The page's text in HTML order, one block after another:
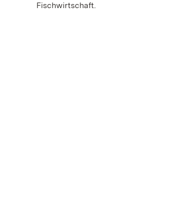
Fischwirtschaft.